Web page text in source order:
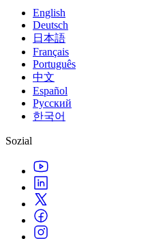
English
Deutsch
日本語
Français
Português
中文
Español
Русский
한국어
Sozial